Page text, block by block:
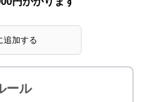
追加する
ール